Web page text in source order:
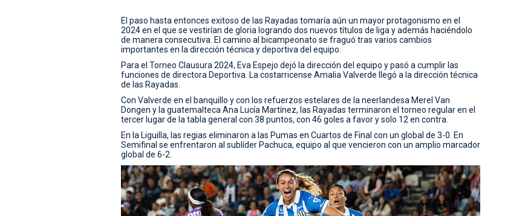
El paso hasta entonces exitoso de las Rayadas tomaría aún un mayor protagonismo en el
2024 en el que se vestirían de gloria logrando dos nuevos títulos de liga y además haciéndolo
de manera consecutiva. El camino al bicampeonato se fraguó tras varios cambios
importantes en la dirección técnica y deportiva del equipo.
Para el Torneo Clausura 2024, Eva Espejo dejó la dirección del equipo y pasó a cumplir las
funciones de directora Deportiva. La costarricense Amalia Valverde llegó a la dirección técnica
de las Rayadas.
Con Valverde en el banquillo y con los refuerzos estelares de la neerlandesa Merel Van
Dongen y la guatemalteca Ana Lucía Martínez, las Rayadas terminaron el torneo regular en el
tercer lugar de la tabla general con 38 puntos, con 46 goles a favor y solo 12 en contra.
En la Liguilla, las regias eliminaron a las Pumas en Cuartos de Final con un global de 3-0. En
Semifinal se enfrentaron al sublíder Pachuca, equipo al que vencieron con un amplio marcador
global de 6-2.